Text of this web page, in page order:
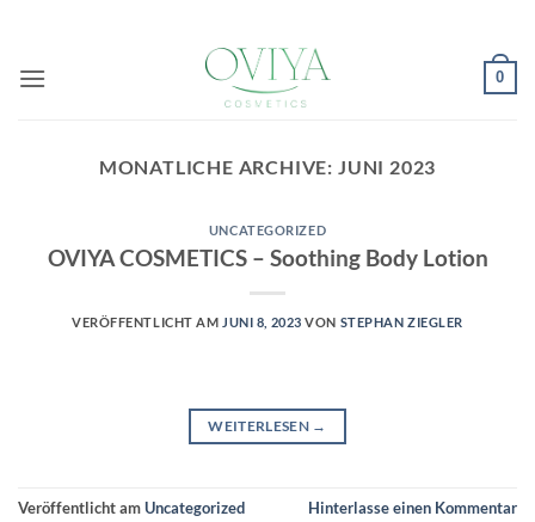
springen
0
MONATLICHE ARCHIVE: JUNI 2023
UNCATEGORIZED
OVIYA COSMETICS – Soothing Body Lotion
VERÖFFENTLICHT AM JUNI 8, 2023 VON STEPHAN ZIEGLER
WEITERLESEN →
Veröffentlicht amUncategorized Hinterlasse einen Kommentar